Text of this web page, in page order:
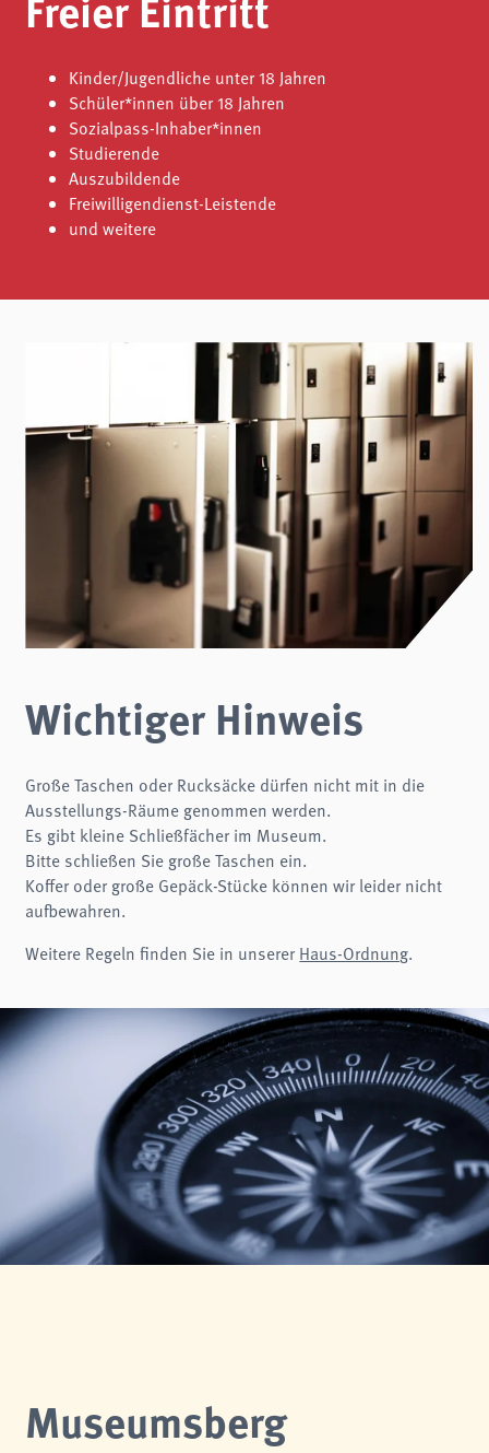
Kinder/Jugendliche unter 18 Jahren
Schüler*innen über 18 Jahren
Sozialpass-Inhaber*innen
Studierende
Auszubildende
Freiwilligendienst-Leistende
und weitere
Wichtiger Hinweis
Große Taschen oder Rucksäcke dürfen nicht mit in die
Ausstellungs-Räume genommen werden.
Es gibt kleine Schließfächer im Museum.
Bitte schließen Sie große Taschen ein.
Koffer oder große Gepäck-Stücke können wir leider nicht
aufbewahren.
Weitere Regeln finden Sie in unserer Haus-Ordnung.
Museumsberg